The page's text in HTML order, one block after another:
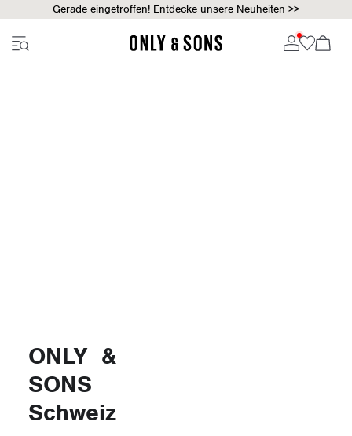
Gerade eingetroffen! Entdecke unsere Neuheiten >>
ONLY &
SONS
Schweiz